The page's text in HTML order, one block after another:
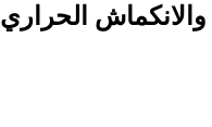
والانكماش الحراري